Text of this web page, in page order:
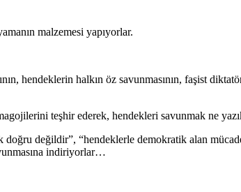
malzemesi yapıyorlar.
hendeklerin halkın öz savunmasının, faşist
teşhir ederek, hendekleri savunmak ne
doğru değildir”, “hendeklerle demokratik alan
indiriyorlar…